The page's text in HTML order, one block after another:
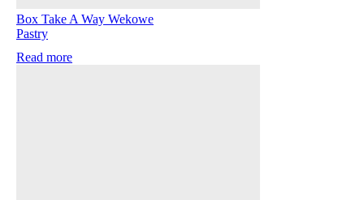
Box Take A Way Wekowe
Pastry
Read more